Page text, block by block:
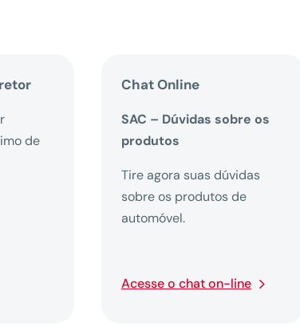
de
Chat Online
SAC – Dúvidas sobre os
produtos
Tire agora suas dúvidas
sobre os produtos de
automóvel.
Acesse o chat on-line